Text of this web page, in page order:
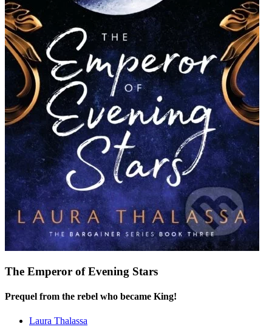
The Emperor of Evening Stars
Prequel from the rebel who became King!
Laura Thalassa